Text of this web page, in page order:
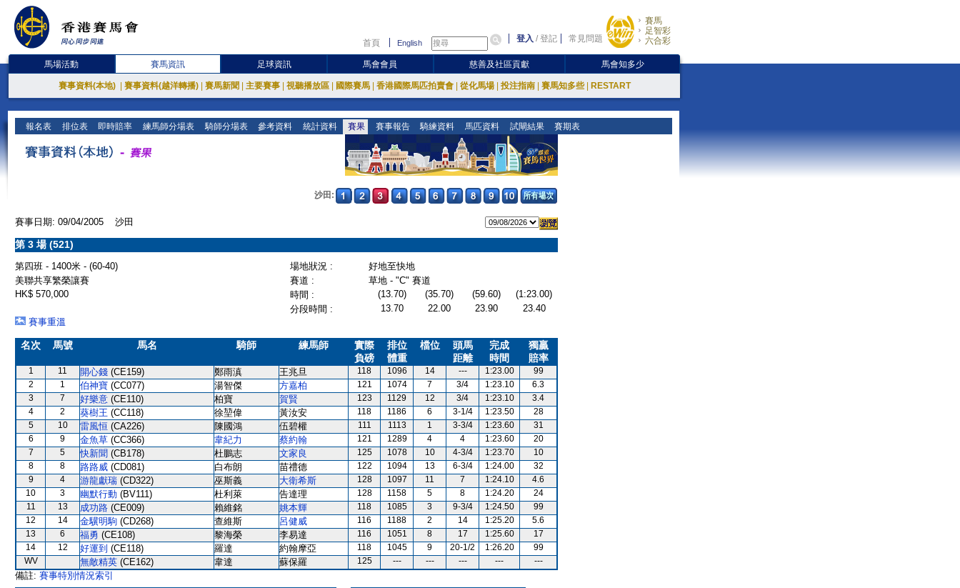
首頁 English 登入 /登記 常見問題
賽馬
足智彩
六合彩
馬場活動 賽馬資訊 足球資訊 馬會會員 慈善及社區貢獻 馬會知多少
賽事資料(本地) 賽事資料(越洋轉播) 賽馬新聞 主要賽事 視聽播放區 國際賽馬 香港國際馬匹拍賣會 從化馬場 投注指南 賽馬知多些 RESTART
報名表 排位表 即時賠率 練馬師分場表 騎師分場表 參考資料 統計資料 賽果 賽事報告 騎練資料 馬匹資料 試閘結果 賽期表
沙田:
賽事日期: 09/04/2005 沙田
第 3 場 (521)
第四班 - 1400米 - (60-40) 場地狀況 :
好地至快地
美聯共享繁榮讓賽
賽道 :
草地 - "C" 賽道
HK$ 570,000
時間 : (13.70) (35.70) (59.60)
(1:23.00)
分段時間 :
13.70 22.00 23.90
23.40
賽事重溫
名次 馬號 馬名 騎師 練馬師
實際
負磅
排位
體重
檔位
頭馬
距離
完成
時間
獨贏
賠率
1 11 開心錢 (CE159) 鄭雨滇 王兆旦 118 1096 14 --- 1:23.00
99
2
1 伯神寶 (CC077) 湯智傑 方嘉柏 121 1074 7 3/4 1:23.10
6.3
3
7 好樂意 (CE110) 柏寶 賀賢 123 1129 12 3/4 1:23.10
3.4
4
2 葵樹王 (CC118) 徐堃偉 黃汝安 118 1186 6 3-1/4 1:23.50
28
5
10 雷風恒 (CA226) 陳國鴻 伍碧權 111 1113 1 3-3/4 1:23.60
31
6
9 金魚草 (CC366) 韋紀力 蔡約翰 121 1289 4 4 1:23.60
20
7
5 快新聞 (CB178) 杜鵬志 文家良 125 1078 10 4-3/4 1:23.70
10
8
8 路路威 (CD081) 白布朗 苗禮德 122 1094 13 6-3/4 1:24.00
32
9
4 游龍獻瑞 (CD322) 巫斯義 大衛希斯 128 1097 11 7 1:24.10
4.6
10
3 幽默行動 (BV111) 杜利萊 告達理 128 1158 5 8 1:24.20
24
11
13 成功路 (CE009) 賴維銘 姚本輝 118 1085 3 9-3/4 1:24.50
99
12
14 金驥明駒 (CD268) 查維斯 呂健威 116 1188 2 14 1:25.20
5.6
13
6 福勇 (CE108) 黎海榮 李易達 116 1051 8 17 1:25.60
17
14
12 好運到 (CE118) 羅達 約翰摩亞 118 1045 9 20-1/2 1:26.20
99
WV
無敵精英 (CE162) 韋達 蘇保羅 125 --- --- --- --- ---
備註: 賽事特別情況索引